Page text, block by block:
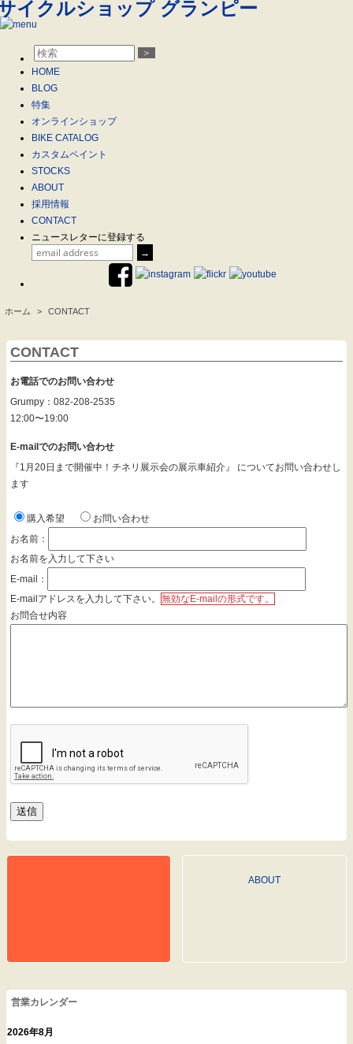
＞
HOME
BLOG
特集
オンラインショップ
BIKE CATALOG
カスタムペイント
STOCKS
ABOUT
採用情報
CONTACT
ニュースレターに登録する
ホーム > CONTACT
CONTACT
お電話でのお問い合わせ
Grumpy：082-208-2535
12:00〜19:00
E-mailでのお問い合わせ
『1月20日まで開催中！チネリ展示会の展示車紹介』 についてお問い合わせし
ます
購入希望
お問い合わせ
お名前：
お名前を入力して下さい
E-mail：
E-mailアドレスを入力して下さい。 無効なE-mailの形式です。
お問合せ内容
ABOUT
営業カレンダー
2026年8月